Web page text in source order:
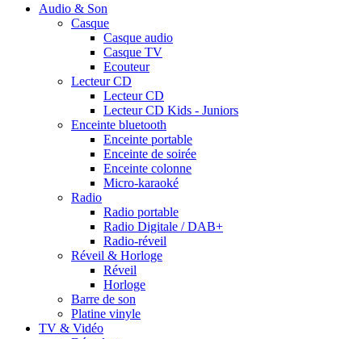
Audio & Son
Casque
Casque audio
Casque TV
Ecouteur
Lecteur CD
Lecteur CD
Lecteur CD Kids - Juniors
Enceinte bluetooth
Enceinte portable
Enceinte de soirée
Enceinte colonne
Micro-karaoké
Radio
Radio portable
Radio Digitale / DAB+
Radio-réveil
Réveil & Horloge
Réveil
Horloge
Barre de son
Platine vinyle
TV & Vidéo